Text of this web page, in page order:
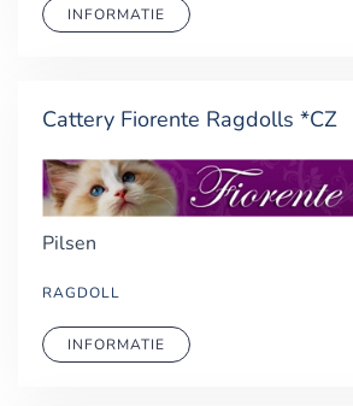
INFORMATIE
Cattery Fiorente Ragdolls *CZ
Pilsen
RAGDOLL
INFORMATIE